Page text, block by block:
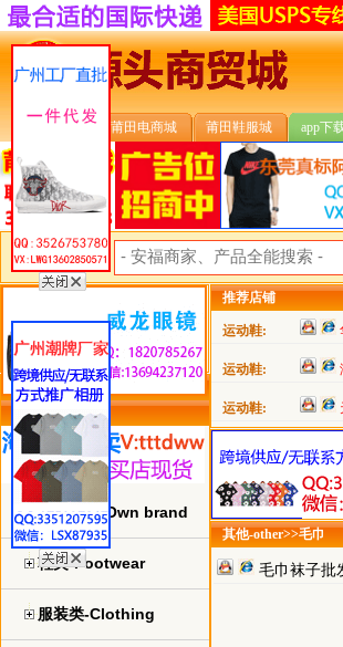
安福首页 莆田电商城 莆田鞋服城 app下
安福搜索:
类目详细分类
自主品牌-Own brand
鞋类-Footwear
服装类-Clothing
推荐店铺
运动鞋:
运动鞋:
运动鞋:
其他-other>>毛巾
毛巾袜子批